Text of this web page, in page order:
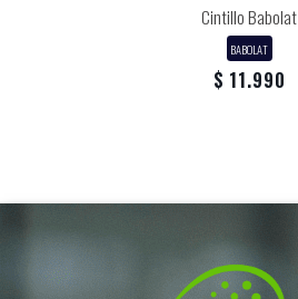
Cintillo Babolat
BABOLAT
$ 11.990